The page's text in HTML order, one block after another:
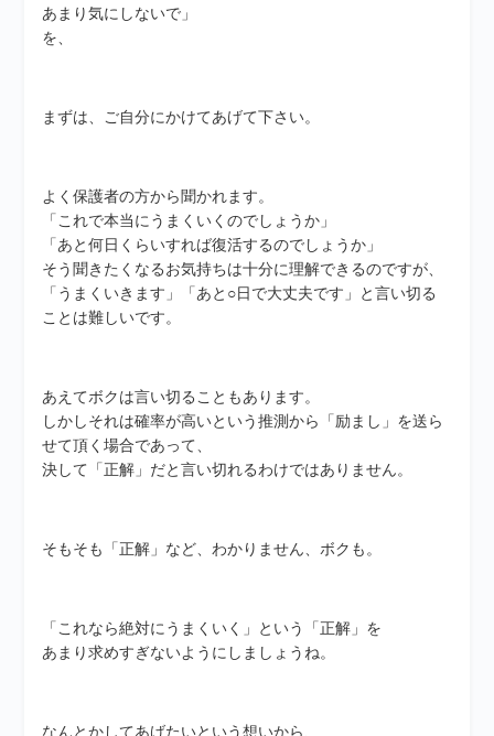
あまり気にしないで」
を、
まずは、ご自分にかけてあげて下さい。
よく保護者の方から聞かれます。
「これで本当にうまくいくのでしょうか」
「あと何日くらいすれば復活するのでしょうか」
そう聞きたくなるお気持ちは十分に理解できるのですが、
「うまくいきます」「あと○日で大丈夫です」と言い切る
ことは難しいです。
あえてボクは言い切ることもあります。
しかしそれは確率が高いという推測から「励まし」を送ら
せて頂く場合であって、
決して「正解」だと言い切れるわけではありません。
そもそも「正解」など、わかりません、ボクも。
「これなら絶対にうまくいく」という「正解」を
あまり求めすぎないようにしましょうね。
なんとかしてあげたいという想いから、